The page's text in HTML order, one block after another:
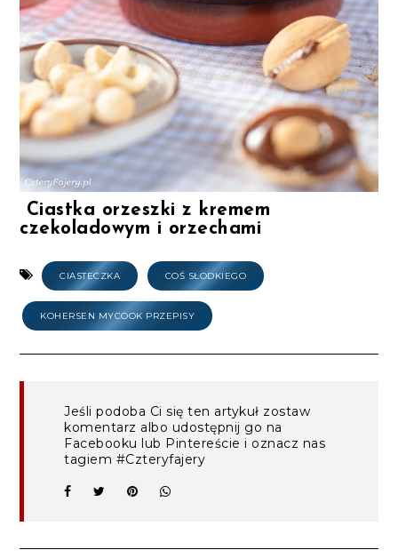
Ciastka orzeszki z kremem
czekoladowym i orzechami
CIASTECZKA COŚ SŁODKIEGO
KOHERSEN MYCOOK PRZEPISY
Jeśli podoba Ci się ten artykuł zostaw
komentarz albo udostępnij go na
Facebooku lub Pintereście i oznacz nas
tagiem #Czteryfajery